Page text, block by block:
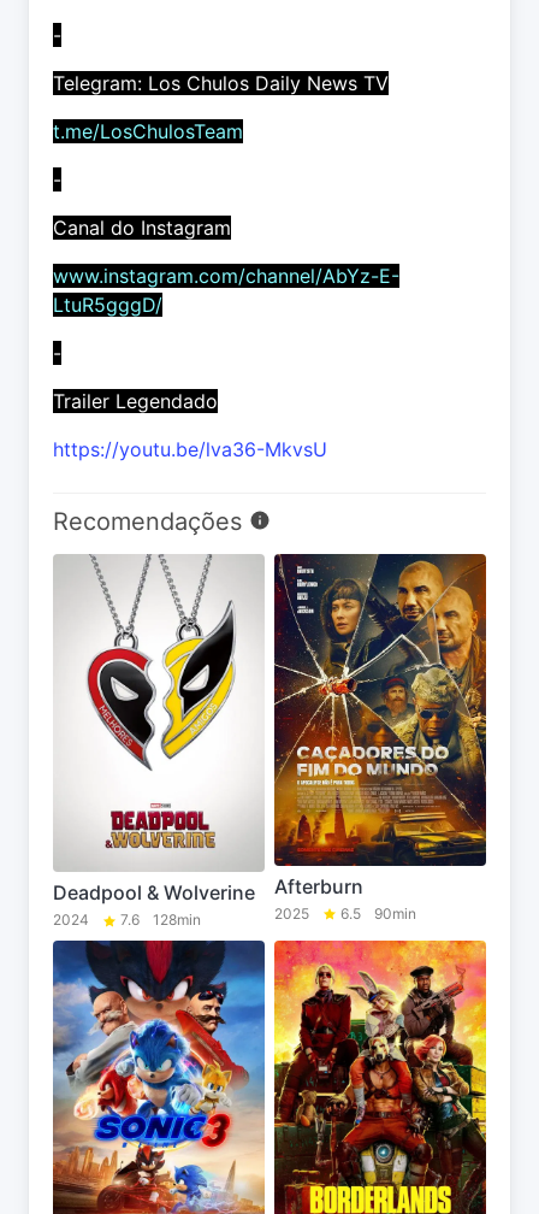
-
Telegram: Los Chulos Daily News TV
t.me/LosChulosTeam
-
Canal do Instagram
www.instagram.com/channel/AbYz-E-
LtuR5gggD/
-
Trailer Legendado
https://youtu.be/lva36-MkvsU
Recomendações
Deadpool & Wolverine
2024 7.6 128min
Afterburn
2025 6.5 90min